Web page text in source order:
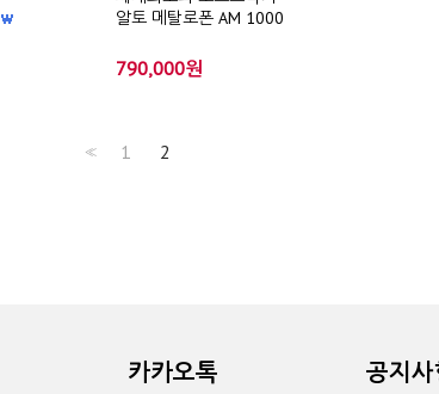
알토 메탈로폰 AM 1000
790,000원
<< 1 2
카카오톡
공